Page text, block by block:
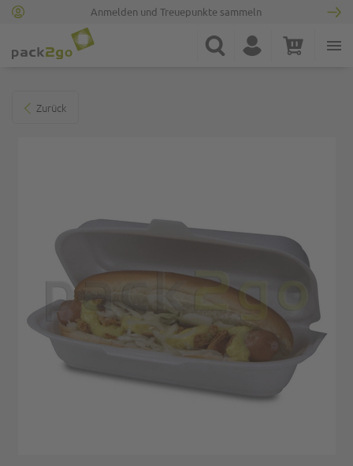
Anmelden und Treuepunkte sammeln
Suche Konto Warenkorb
Zurück